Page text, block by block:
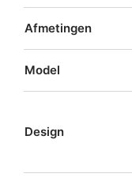
Afmetingen
Model
Design